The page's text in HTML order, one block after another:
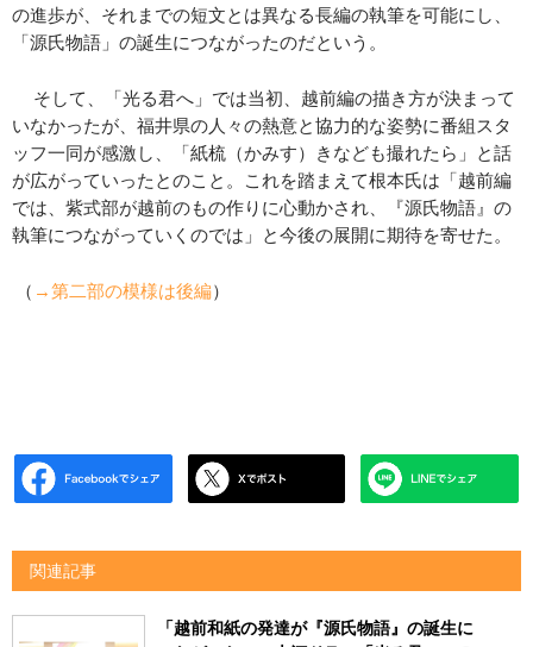
の進歩が、それまでの短文とは異なる長編の執筆を可能にし、
「源氏物語」の誕生につながったのだという。
そして、「光る君へ」では当初、越前編の描き方が決まって
いなかったが、福井県の人々の熱意と協力的な姿勢に番組スタ
ッフ一同が感激し、「紙梳（かみす）きなども撮れたら」と話
が広がっていったとのこと。これを踏まえて根本氏は「越前編
では、紫式部が越前のもの作りに心動かされ、『源氏物語』の
執筆につながっていくのでは」と今後の展開に期待を寄せた。
（ →第二部の模様は後編）
関連記事
「越前和紙の発達が『源氏物語』の誕生に